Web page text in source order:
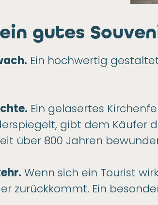
gutes
Ein hochwertig
Ein gelasertes
gibt dem Käufer
über 800 Jahren
Wenn sich ein Tourist
zurückkommt. Ein